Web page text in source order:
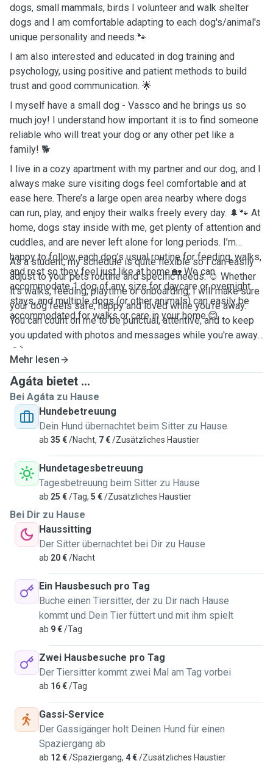
dogs, small mammals, birds I volunteer and walk shelter
dogs and I am comfortable adapting to each dog's/animal's
unique personality and needs.🐾
I am also interested and educated in dog training and
psychology, using positive and patient methods to build
trust and good communication. 🌟
I myself have a small dog - Vassco and he brings us so
much joy! I understand how important it is to find someone
reliable who will treat your dog or any other pet like a
family! 🐕
I live in a cozy apartment with my partner and our dog, and I
always make sure visiting dogs feel comfortable and at
ease here. There’s a large open area nearby where dogs
can run, play, and enjoy their walks freely every day. 🌲🐾 At
home, dogs stay inside with me, get plenty of attention and
cuddles, and are never left alone for long periods. I’m
happy to follow each dog’s usual routine for feeding, walks,
and rest so they feel just like at home.🏡 We can
accommodate 1 dog of any size for daycare or overnight
stays, and multiple dogs (or other animals) can easily be
accommodated for walks or care in your home.😊
As a student, my schedule is quite flexible so I can easily
adjust to your pets routine and specific needs. ☺️ Whether
it's walks, feeding, playtime or onboarding, I will make sure
your dog feels safe, happy and loved while you're away.
You can count on me to be punctual, attentive, and to keep
you updated with photos and messages while you're away.!
☺️🐾
Mehr lesen
Agáta bietet ...
Bei Agáta zu Hause
Hundebetreuung
Dein Hund übernachtet beim Sitter zu Hause
ab 35 €/Nacht, 7 €/Zusätzliches Haustier
Hundetagesbetreuung
Tagesbetreuung beim Sitter zu Hause
ab 25 €/Tag, 5 €/Zusätzliches Haustier
Bei Dir zu Hause
Haussitting
Der Sitter übernachtet bei Dir zu Hause
ab 20 €/Nacht
Ein Hausbesuch pro Tag
Buche einen Tiersitter, der zu Dir nach Hause
kommt und Dein Tier füttert und mit ihm spielt
ab 9 €/Tag
Zwei Hausbesuche pro Tag
Der Tiersitter kommt zwei Mal am Tag vorbei
ab 16 €/Tag
Gassi-Service
Der Gassigänger holt Deinen Hund für einen
Spaziergang ab
ab 12 €/Spaziergang, 4 €/Zusätzliches Haustier